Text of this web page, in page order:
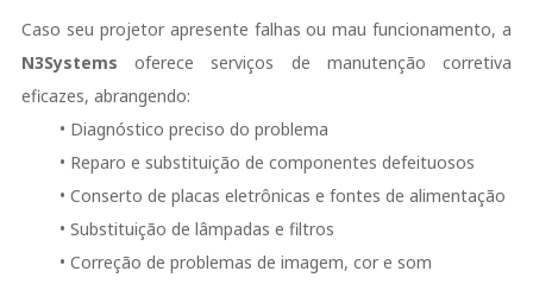
Caso seu projetor apresente falhas ou mau funcionamento, a
N3Systems oferece serviços de manutenção corretiva
eficazes, abrangendo:
• Diagnóstico preciso do problema
• Reparo e substituição de componentes defeituosos
• Conserto de placas eletrônicas e fontes de alimentação
• Substituição de lâmpadas e filtros
• Correção de problemas de imagem, cor e som